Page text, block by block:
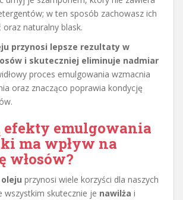
w ten sposób zachowasz ich
oraz naturalny blask.
przynosi lepsze rezultaty w
i skuteczniej eliminuje nadmiar
proces emulgowania wzmacnia
oraz znacząco poprawia kondycję
efekty emulgowania
ma wpływ na
włosów?
przynosi wiele korzyści dla naszych
wszystkim skutecznie je nawilża i